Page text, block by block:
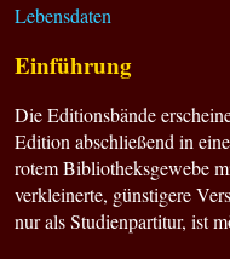
Lebensdaten
Einführung
Die Editionsbände
Edition abschließend in
rotem Bibliotheksgewebe
verkleinerte, günstigere
nur als Studienpartitur, ist